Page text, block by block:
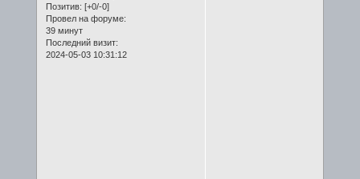
Позитив: [+0/-0]
Провел на форуме:
39 минут
Последний визит:
2024-05-03 10:31:12